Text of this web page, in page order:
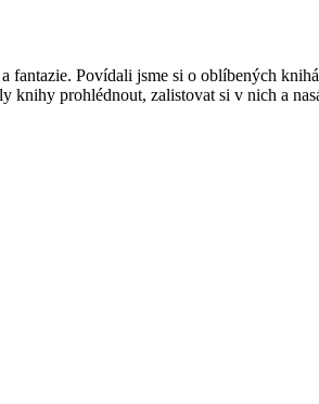
fantazie. Povídali jsme si o oblíbených
prohlédnout, zalistovat si v nich a